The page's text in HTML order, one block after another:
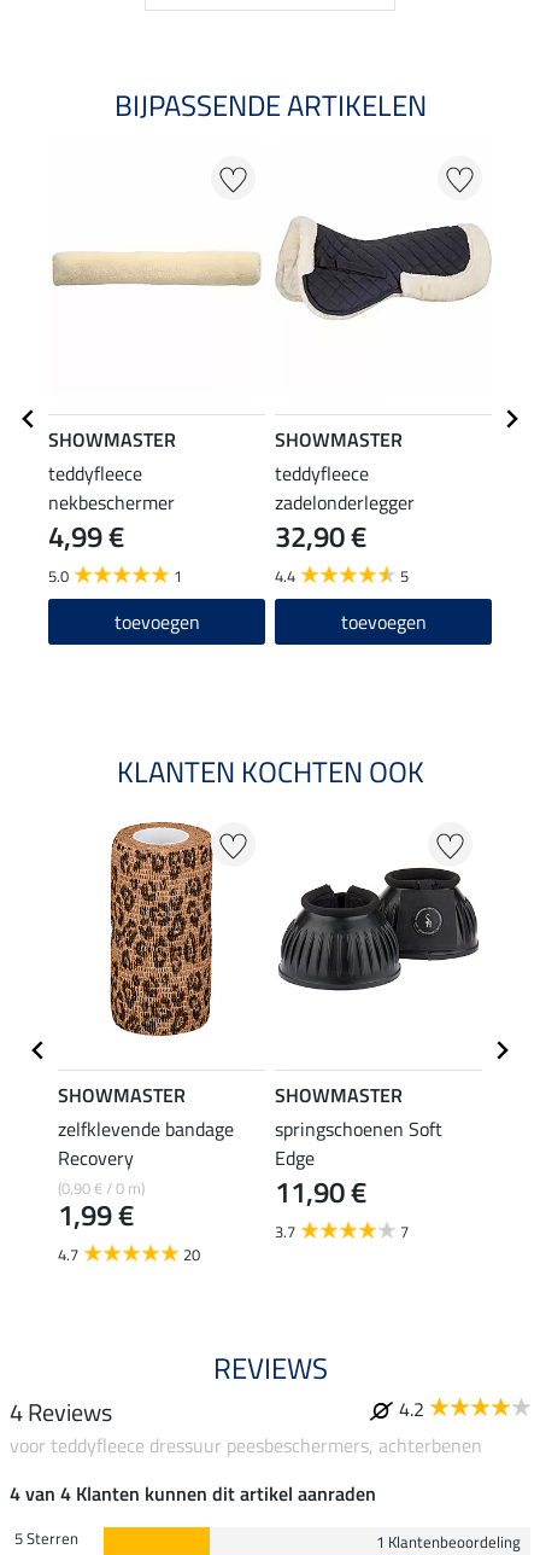
BIJPASSENDE ARTIKELEN
SHOWMASTER
teddyfleece
nekbeschermer
4,99 €
5.0 1
toevoegen
SHOWMASTER
teddyfleece
zadelonderlegger
32,90 €
4.4 5
toevoegen
KLANTEN KOCHTEN OOK
SHOWMASTER
zelfklevende bandage
Recovery
(0,90 € / 0 m)
1,99 €
4.7 20
SHOWMASTER
springschoenen Soft
Edge
11,90 €
3.7 7
REVIEWS
4 Reviews
4.2
voor teddyfleece dressuur peesbeschermers, achterbenen
4 van 4 Klanten kunnen dit artikel aanraden
5 Sterren
1 Klantenbeoordeling